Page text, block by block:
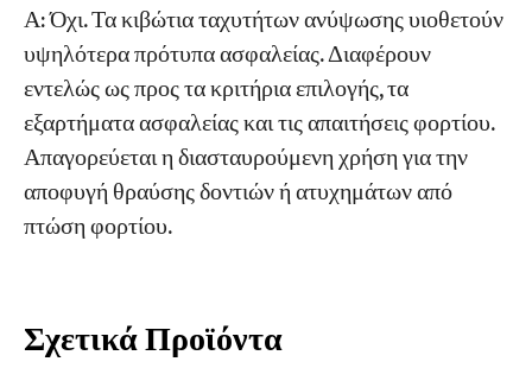
Α: Όχι. Τα κιβώτια ταχυτήτων ανύψωσης υιοθετούν
υψηλότερα πρότυπα ασφαλείας. Διαφέρουν
εντελώς ως προς τα κριτήρια επιλογής, τα
εξαρτήματα ασφαλείας και τις απαιτήσεις φορτίου.
Απαγορεύεται η διασταυρούμενη χρήση για την
αποφυγή θραύσης δοντιών ή ατυχημάτων από
πτώση φορτίου.
Σχετικά Προϊόντα